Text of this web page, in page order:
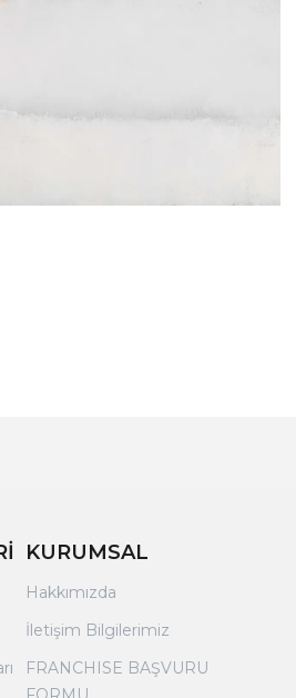
KURUMSAL
Hakkımızda
İletişim Bilgilerimiz
FRANCHISE BAŞVURU